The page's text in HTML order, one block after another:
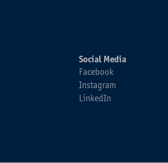
Social Media
Facebook
Instagram
LinkedIn